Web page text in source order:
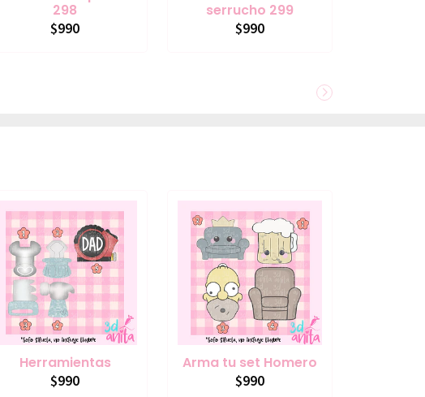
298
$990
serrucho 299
$990
Herramientas
$990
Arma tu set Homero
$990